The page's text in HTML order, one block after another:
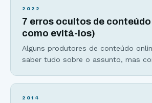
transformar esse interesse em
2022
7 erros ocultos de
como evitá-los)
Alguns produtores de conteúdo
saber tudo sobre o assunto, mas
dificultam a conquista dos
2014